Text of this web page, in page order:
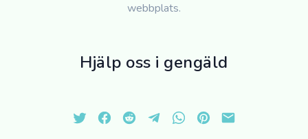
webbplats.
Hjälp oss i gengäld